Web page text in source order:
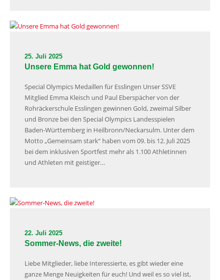
25. Juli 2025
Unsere Emma hat Gold gewonnen!
Special Olympics Medaillen für Esslingen Unser SSVE
Mitglied Emma Kleisch und Paul Eberspächer von der
Rohräckerschule Esslingen gewinnen Gold, zweimal Silber
und Bronze bei den Special Olympics Landesspielen
Baden-Württemberg in Heilbronn/Neckarsulm. Unter dem
Motto „Gemeinsam stark“ haben vom 09. bis 12. Juli 2025
bei dem inklusiven Sportfest mehr als 1.100 Athletinnen
und Athleten mit geistiger…
22. Juli 2025
Sommer-News, die zweite!
Liebe Mitglieder, liebe Interessierte, es gibt wieder eine
ganze Menge Neuigkeiten für euch! Und weil es so viel ist,